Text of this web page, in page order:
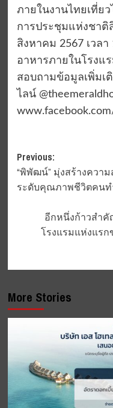
ภายในงานไทยเที่ย
การประชุมแห่งชาติ
สิงหาคม 2567 เวล
อาหารภายในโรงแ
สอบถามข้อมูลเพิ่มเ
ไลน์
Post
navigation
Previous:
“พิพัฒน์” มุ่งสร้างควา
ระดับคุณภาพชีวิตคนท
อีกหนึ่งก้าวสำคั
โรงแรมแห่งแรกข
More Stories